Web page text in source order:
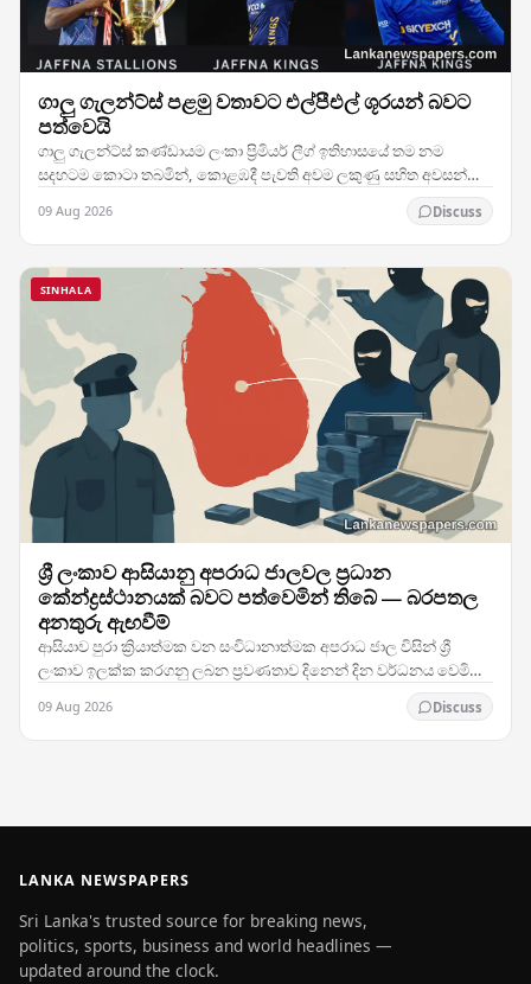
ගාලු ගැලන්ට්ස් පළමු වතාවට එල්පීඑල් ශූරයන් බවට
පත්වෙයි
ගාලු ගැලන්ට්ස් කණ්ඩායම ලංකා ප්‍රිමියර් ලීග් ඉතිහාසයේ තම නම
සදහටම කොටා තබමින්, කොළඹදී පැවති අවම ලකුණු සහිත අවසන්
09 Aug 2026 Discuss
SINHALA
ශ්‍රී ලංකාව ආසියානු අපරාධ ජාලවල ප්‍රධාන
කේන්ද්‍රස්ථානයක් බවට පත්වෙමින් තිබේ — බරපතල
අනතුරු ඇඟවීම්
ආසියාව පුරා ක්‍රියාත්මක වන සංවිධානාත්මක අපරාධ ජාල විසින් ශ්‍රී
ලංකාව ඉලක්ක කරගනු ලබන ප්‍රවණතාව දිනෙන් දින වර්ධනය වෙමින්
09 Aug 2026 Discuss
LANKA NEWSPAPERS
Sri Lanka's trusted source for breaking news,
politics, sports, business and world headlines —
updated around the clock.